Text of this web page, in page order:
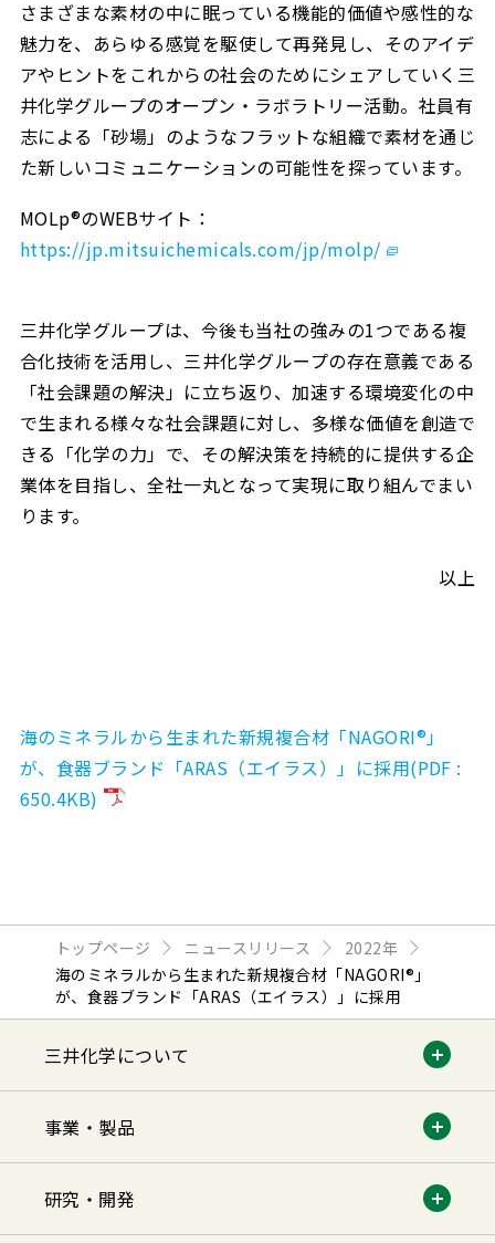
さまざまな素材の中に眠っている機能的価値や感性的な
魅力を、あらゆる感覚を駆使して再発見し、そのアイデ
アやヒントをこれからの社会のためにシェアしていく三
井化学グループのオープン・ラボラトリー活動。社員有
志による「砂場」のようなフラットな組織で素材を通じ
た新しいコミュニケーションの可能性を探っています。
MOLp®のWEBサイト：
https://jp.mitsuichemicals.com/jp/molp/
三井化学グループは、今後も当社の強みの1つである複
合化技術を活用し、三井化学グループの存在意義である
「社会課題の解決」に立ち返り、加速する環境変化の中
で生まれる様々な社会課題に対し、多様な価値を創造で
きる「化学の力」で、その解決策を持続的に提供する企
業体を目指し、全社一丸となって実現に取り組んでまい
ります。
以上
海のミネラルから生まれた新規複合材「NAGORI®︎」
が、食器ブランド「ARAS（エイラス）」に採用(PDF :
650.4KB)
トップページ ニュースリリース
2022年
海のミネラルから生まれた新規複合材「NAGORI®︎」
が、食器ブランド「ARAS（エイラス）」に採用
三井化学について
事業・製品
研究・開発